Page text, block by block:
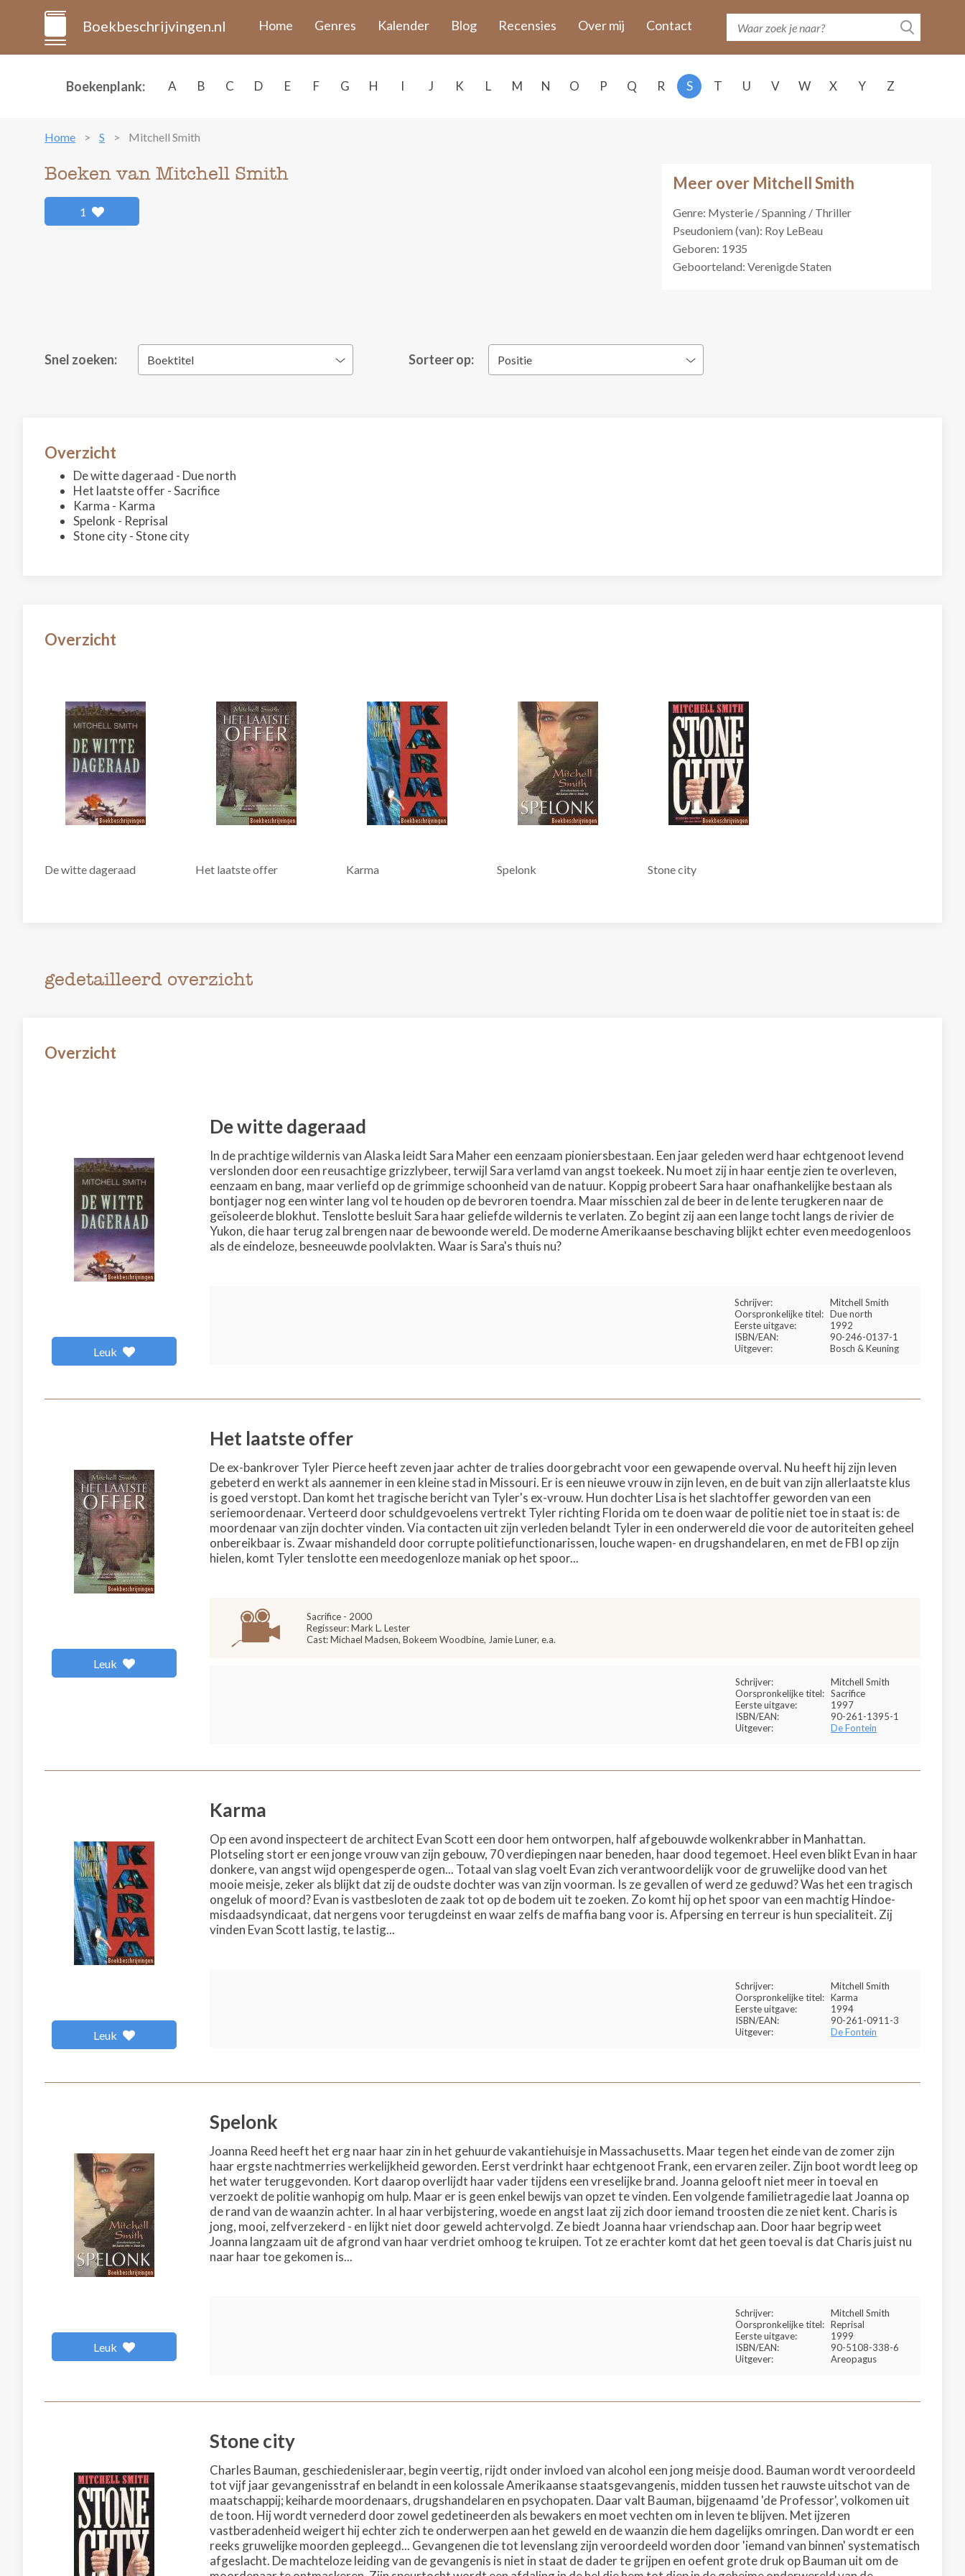
Boekbeschrijvingen.nl Home Genres Kalender Blog Recensies Over mij Contact
Boekenplank: A B C D E F G H I J K L M N O P Q R S T U V W X Y Z
Home S Mitchell Smith
Meer over Mitchell Smith
Genre: Mysterie / Spanning / Thriller
Pseudoniem (van): Roy LeBeau
Geboren: 1935
Geboorteland: Verenigde Staten
Boeken van Mitchell Smith
1
Snel zoeken: Boektitel Sorteer op: Positie
Overzicht
De witte dageraad - Due north
Het laatste offer - Sacrifice
Karma - Karma
Spelonk - Reprisal
Stone city - Stone city
Overzicht
De witte dageraad Het laatste offer Karma Spelonk Stone city
gedetailleerd overzicht
Overzicht
Leuk
De witte dageraad
In de prachtige wildernis van Alaska leidt Sara Maher een eenzaam pioniersbestaan. Een jaar geleden werd haar echtgenoot levend
verslonden door een reusachtige grizzlybeer, terwijl Sara verlamd van angst toekeek. Nu moet zij in haar eentje zien te overleven,
eenzaam en bang, maar verliefd op de grimmige schoonheid van de natuur. Koppig probeert Sara haar onafhankelijke bestaan als
bontjager nog een winter lang vol te houden op de bevroren toendra. Maar misschien zal de beer in de lente terugkeren naar de
geïsoleerde blokhut. Tenslotte besluit Sara haar geliefde wildernis te verlaten. Zo begint zij aan een lange tocht langs de rivier de
Yukon, die haar terug zal brengen naar de bewoonde wereld. De moderne Amerikaanse beschaving blijkt echter even meedogenloos
als de eindeloze, besneeuwde poolvlakten. Waar is Sara's thuis nu?
Schrijver:
Mitchell Smith
Oorspronkelijke titel: Due north
Eerste uitgave:
1992
ISBN/EAN:
90-246-0137-1
Uitgever:
Bosch & Keuning
Leuk
Het laatste offer
De ex-bankrover Tyler Pierce heeft zeven jaar achter de tralies doorgebracht voor een gewapende overval. Nu heeft hij zijn leven
gebeterd en werkt als aannemer in een kleine stad in Missouri. Er is een nieuwe vrouw in zijn leven, en de buit van zijn allerlaatste klus
is goed verstopt. Dan komt het tragische bericht van Tyler's ex-vrouw. Hun dochter Lisa is het slachtoffer geworden van een
seriemoordenaar. Verteerd door schuldgevoelens vertrekt Tyler richting Florida om te doen waar de politie niet toe in staat is: de
moordenaar van zijn dochter vinden. Via contacten uit zijn verleden belandt Tyler in een onderwereld die voor de autoriteiten geheel
onbereikbaar is. Zwaar mishandeld door corrupte politiefunctionarissen, louche wapen- en drugshandelaren, en met de FBI op zijn
hielen, komt Tyler tenslotte een meedogenloze maniak op het spoor...
Sacrifice - 2000
Regisseur: Mark L. Lester
Cast: Michael Madsen, Bokeem Woodbine, Jamie Luner, e.a.
Schrijver:
Mitchell Smith
Oorspronkelijke titel: Sacrifice
Eerste uitgave:
1997
ISBN/EAN:
90-261-1395-1
Uitgever:
De Fontein
Leuk
Karma
Op een avond inspecteert de architect Evan Scott een door hem ontworpen, half afgebouwde wolkenkrabber in Manhattan.
Plotseling stort er een jonge vrouw van zijn gebouw, 70 verdiepingen naar beneden, haar dood tegemoet. Heel even blikt Evan in haar
donkere, van angst wijd opengesperde ogen... Totaal van slag voelt Evan zich verantwoordelijk voor de gruwelijke dood van het
mooie meisje, zeker als blijkt dat zij de oudste dochter was van zijn voorman. Is ze gevallen of werd ze geduwd? Was het een tragisch
ongeluk of moord? Evan is vastbesloten de zaak tot op de bodem uit te zoeken. Zo komt hij op het spoor van een machtig Hindoe-
misdaadsyndicaat, dat nergens voor terugdeinst en waar zelfs de maffia bang voor is. Afpersing en terreur is hun specialiteit. Zij
vinden Evan Scott lastig, te lastig...
Schrijver:
Mitchell Smith
Oorspronkelijke titel: Karma
Eerste uitgave:
1994
ISBN/EAN:
90-261-0911-3
Uitgever:
De Fontein
Leuk
Spelonk
Joanna Reed heeft het erg naar haar zin in het gehuurde vakantiehuisje in Massachusetts. Maar tegen het einde van de zomer zijn
haar ergste nachtmerries werkelijkheid geworden. Eerst verdrinkt haar echtgenoot Frank, een ervaren zeiler. Zijn boot wordt leeg op
het water teruggevonden. Kort daarop overlijdt haar vader tijdens een vreselijke brand. Joanna gelooft niet meer in toeval en
verzoekt de politie wanhopig om hulp. Maar er is geen enkel bewijs van opzet te vinden. Een volgende familietragedie laat Joanna op
de rand van de waanzin achter. In al haar verbijstering, woede en angst laat zij zich door iemand troosten die ze niet kent. Charis is
jong, mooi, zelfverzekerd - en lijkt niet door geweld achtervolgd. Ze biedt Joanna haar vriendschap aan. Door haar begrip weet
Joanna langzaam uit de afgrond van haar verdriet omhoog te kruipen. Tot ze erachter komt dat het geen toeval is dat Charis juist nu
naar haar toe gekomen is...
Schrijver:
Mitchell Smith
Oorspronkelijke titel: Reprisal
Eerste uitgave:
1999
ISBN/EAN:
90-5108-338-6
Uitgever:
Areopagus
Stone city
Charles Bauman, geschiedenisleraar, begin veertig, rijdt onder invloed van alcohol een jong meisje dood. Bauman wordt veroordeeld
tot vijf jaar gevangenisstraf en belandt in een kolossale Amerikaanse staatsgevangenis, midden tussen het rauwste uitschot van de
maatschappij; keiharde moordenaars, drugshandelaren en psychopaten. Daar valt Bauman, bijgenaamd 'de Professor', volkomen uit
de toon. Hij wordt vernederd door zowel gedetineerden als bewakers en moet vechten om in leven te blijven. Met ijzeren
vastberadenheid weigert hij echter zich te onderwerpen aan het geweld en de waanzin die hem dagelijks omringen. Dan wordt er een
reeks gruwelijke moorden gepleegd... Gevangenen die tot levenslang zijn veroordeeld worden door 'iemand van binnen' systematisch
afgeslacht. De machteloze leiding van de gevangenis is niet in staat de dader te grijpen en oefent grote druk op Bauman uit om de